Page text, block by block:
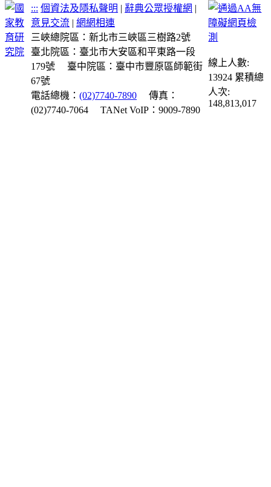
::: 個資法及隱私聲明 | 辭典公眾授權網 |
意見交流 |網網相連
三峽總院區：新北市三峽區三樹路2號
臺北院區：臺北市大安區和平東路一段
179號
臺中院區：臺中市豐原區師範街
67號
電話總機：(02)7740-7890
傳真：
(02)7740-7064
TANet VoIP：9009-7890
線上人數:
13924 累積總
人次:
148,813,017